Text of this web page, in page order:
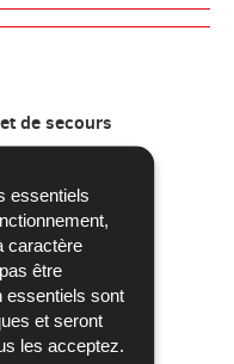
essentiels
caractère
être
essentiels sont
et seront
les acceptez.
de secours
1
2046